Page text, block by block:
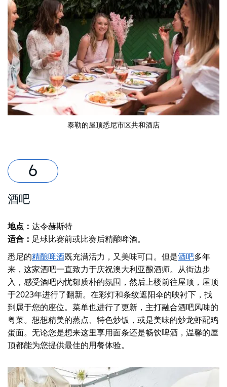
泰勒的屋顶悉尼市区共和酒店
酒吧
地点： 达令赫斯特
适合： 足球比赛前或比赛后精酿啤酒。
悉尼的精酿啤酒既充满活力，又美味可口。但是酒吧多年
来，这家酒吧一直致力于庆祝澳大利亚酿酒师。从街边步
入，感受酒吧内忧郁质朴的氛围，然后上楼前往屋顶，屋顶
于2023年进行了翻新。在彩灯和条纹遮阳伞的映衬下，找
到属于您的座位。菜单也进行了更新，主打融合酒吧风味的
粤菜。想想精美的蒸点、特色炒饭，或是美味的炒龙虾配鸡
蛋面。无论您是想来这里享用面条还是畅饮啤酒，温馨的屋
顶都能为您提供最佳的用餐体验。